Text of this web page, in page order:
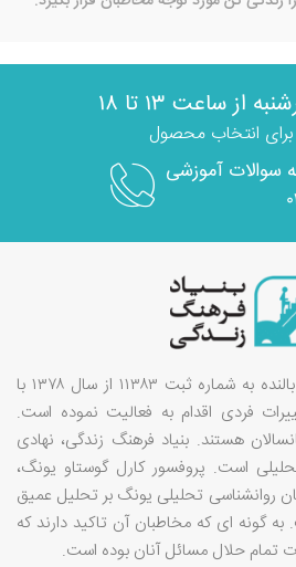
از ساعت ۱۳ تا ۱۸
برای انتخاب محصول
سوالات آموزشی
موسسه بنیاد فرهنگ زندگی بالنده به شماره ثبت ۱۱۳۸۳ از سال ۱۳۷۸ با
فردی اقدام به فعالیت نموده است.
هستند. بنیاد فرهنگ زندگی، نهادی
است. پروفسور کارل گوستاو یونگ،
روانشناسی تحلیلی یونگ بر تحلیل عمیق
گونه ای که مخاطبان آن تاکید دارند که
تمام حلال مسائل آنان بوده است.